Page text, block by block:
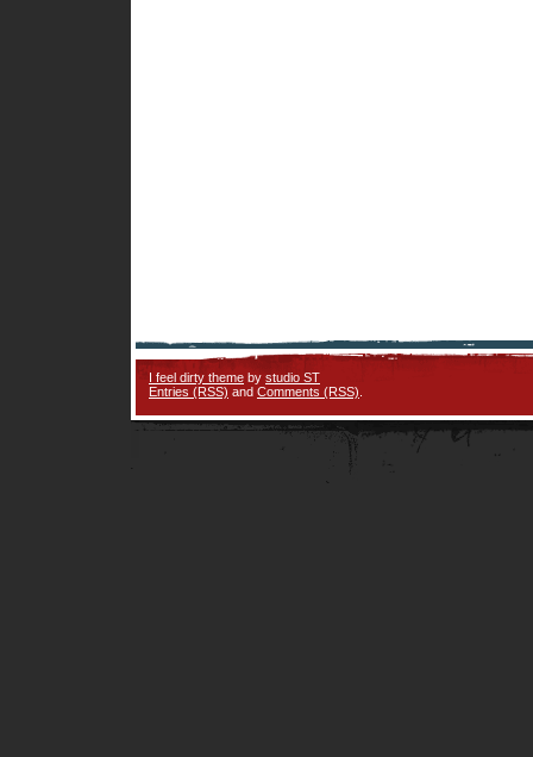
I feel dirty theme by studio ST
Entries (RSS) and Comments (RSS)